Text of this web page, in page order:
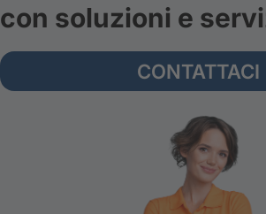
con soluzioni e
CONTATTACI